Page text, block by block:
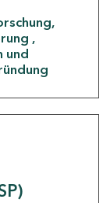
und